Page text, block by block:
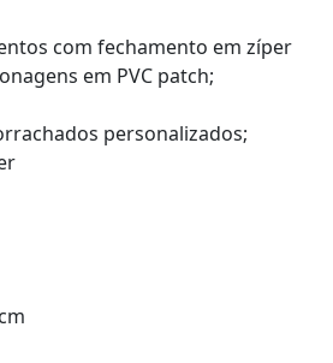
com fechamento em zíper
em PVC patch;
personalizados;